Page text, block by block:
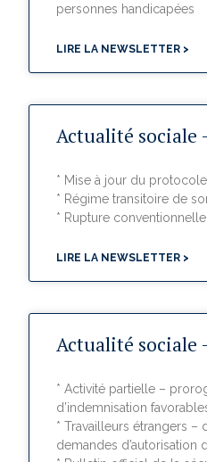
personnes handicapées
LIRE LA NEWSLETTER >
Actualité sociale
* Mise à jour du
* Régime transitoire de
* Rupture conventionnelle
LIRE LA NEWSLETTER >
Actualité sociale
* Activité partielle –
d’indemnisation
* Travailleurs étrangers –
demandes d’autorisation